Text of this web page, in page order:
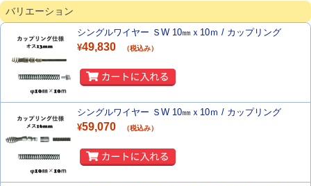
バリエーション
シングルワイヤー ＳW 10㎜ｘ10ｍ / カップリング
¥49,830 （税込み）
シングルワイヤー ＳW 10㎜ｘ10ｍ / カップリング
¥59,070 （税込み）